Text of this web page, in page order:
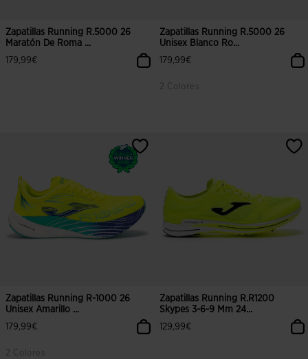
Zapatillas Running R.5000 26
Maratón De Roma ...
179,99€
4,8 sobre 5 de valoración de clientes
Zapatillas Running R.5000 26
Unisex Blanco Ro...
179,99€
2 Colores
4,9 sobre 5 de valoración de
Zapatillas Running R-1000 26
Unisex Amarillo ...
179,99€
2 Colores
Zapatillas Running R.R1200
Skypes 3-6-9 Mm 24...
129,99€